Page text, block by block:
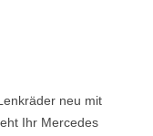
neu mit
Ihr Mercedes